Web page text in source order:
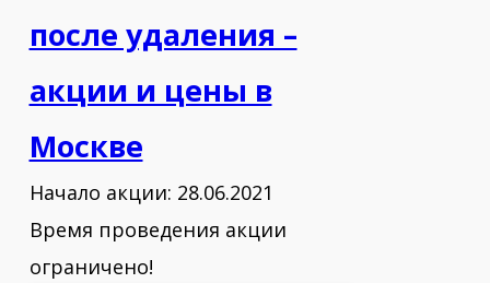
медицинский университет
(Казахстан), кандидат медицинских
2018 – Казахский национальный
медицинский университет (Алматы),
после удаления –
акции и цены в
Москве
Начало акции: 28.06.2021
Время проведения акции
ограничено!